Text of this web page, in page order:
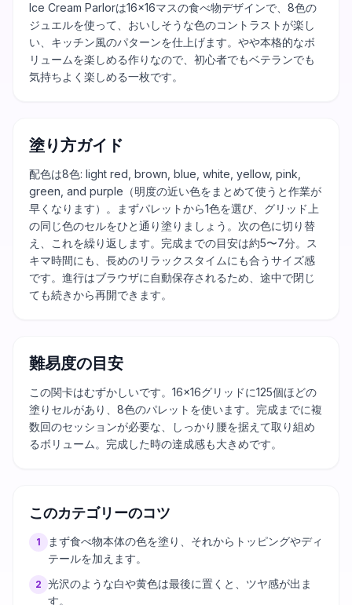
Ice Cream Parlorは16×16マスの食べ物デザインで、8色の
ジュエルを使って、おいしそうな色のコントラストが楽し
い、キッチン風のパターンを仕上げます。やや本格的なボ
リュームを楽しめる作りなので、初心者でもベテランでも
気持ちよく楽しめる一枚です。
塗り方ガイド
配色は8色: light red, brown, blue, white, yellow, pink,
green, and purple（明度の近い色をまとめて使うと作業が
早くなります）。まずパレットから1色を選び、グリッド上
の同じ色のセルをひと通り塗りましょう。次の色に切り替
え、これを繰り返します。完成までの目安は約5〜7分。ス
キマ時間にも、長めのリラックスタイムにも合うサイズ感
です。進行はブラウザに自動保存されるため、途中で閉じ
ても続きから再開できます。
難易度の目安
この関卡はむずかしいです。16×16グリッドに125個ほどの
塗りセルがあり、8色のパレットを使います。完成までに複
数回のセッションが必要な、しっかり腰を据えて取り組め
るボリューム。完成した時の達成感も大きめです。
このカテゴリーのコツ
1
まず食べ物本体の色を塗り、それからトッピングやディ
テールを加えます。
2 光沢のような白や黄色は最後に置くと、ツヤ感が出ま
す。